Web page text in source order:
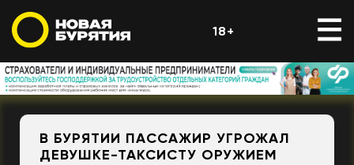
18+
В БУРЯТИИ ПАССАЖИР УГРОЖАЛ
ДЕВУШКЕ-ТАКСИСТУ ОРУЖИЕМ